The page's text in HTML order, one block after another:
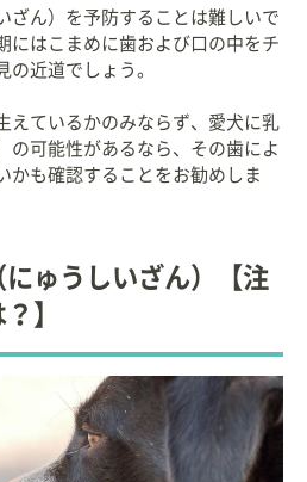
ざん）を予防することは難しいで
にはこまめに歯および口の中をチ
の近道でしょう。
えているかのみならず、愛犬に乳
の可能性があるなら、その歯によ
かも確認することをお勧めしま
ゅうしいざん）【注
】